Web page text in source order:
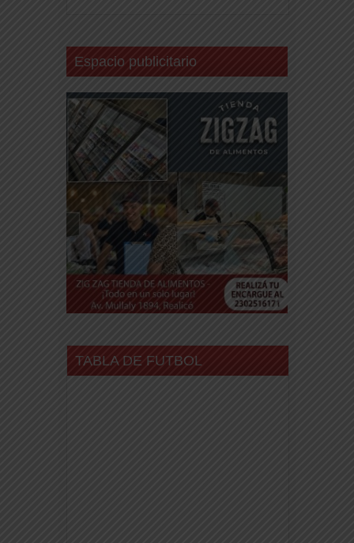
Espacio publicitario
TABLA DE FUTBOL